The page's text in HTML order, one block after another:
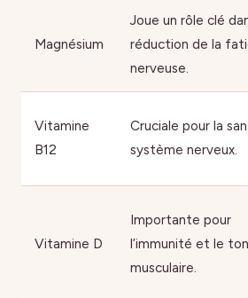
Magnésium
Joue un rôle clé
réduction de la
nerveuse.
Vitamine
B12
Cruciale pour la
système nerveux.
Vitamine D
Importante pour
l’immunité et le
musculaire.